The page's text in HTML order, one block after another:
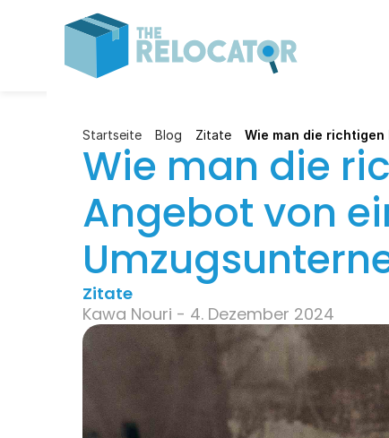
Startseite Blog Zitate Wie man die
Wie man die
Angebot von
Zitate
Kawa Nouri - 4. Dezember 2024